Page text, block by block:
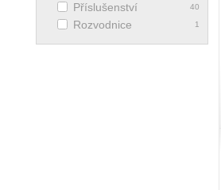
40
Příslušenství
1
Rozvodnice